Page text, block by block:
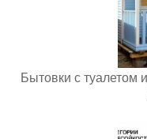
Бытовки с